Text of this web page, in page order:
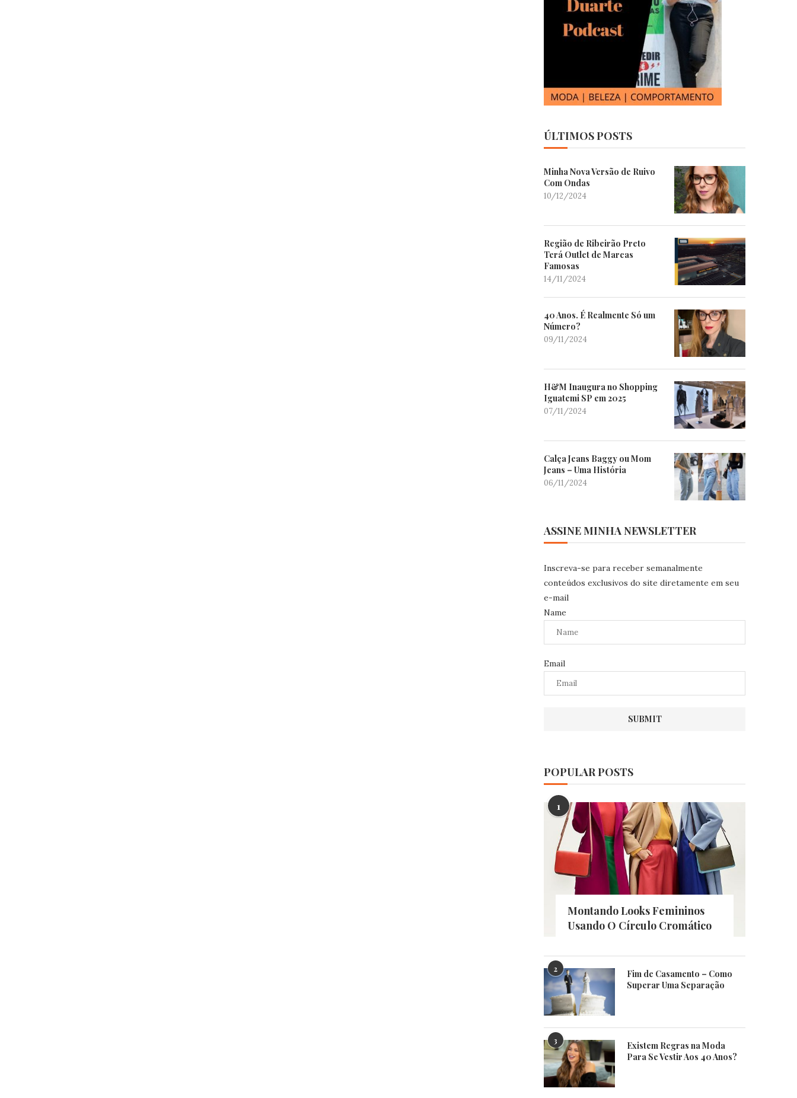
ÚLTIMOS POSTS
Minha Nova Versão de Ruivo
Com Ondas
10/12/2024
Região de Ribeirão Preto
Terá Outlet de Marcas
Famosas
14/11/2024
40 Anos. É Realmente Só um
Número?
09/11/2024
H&M Inaugura no Shopping
Iguatemi SP em 2025
07/11/2024
Calça Jeans Baggy ou Mom
Jeans – Uma História
06/11/2024
ASSINE MINHA NEWSLETTER
Inscreva-se para receber semanalmente
conteúdos exclusivos do site diretamente em seu
e-mail
Name
Email
POPULAR POSTS
1
Montando Looks Femininos
Usando O Círculo Cromático
2
Fim de Casamento – Como
Superar Uma Separação
3
Existem Regras na Moda
Para Se Vestir Aos 40 Anos?